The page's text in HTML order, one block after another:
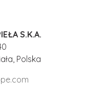
S.K.A.
Polska